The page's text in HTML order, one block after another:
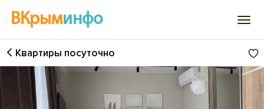
ВКрыминфо
Войти
Избранное
Квартиры посуточно